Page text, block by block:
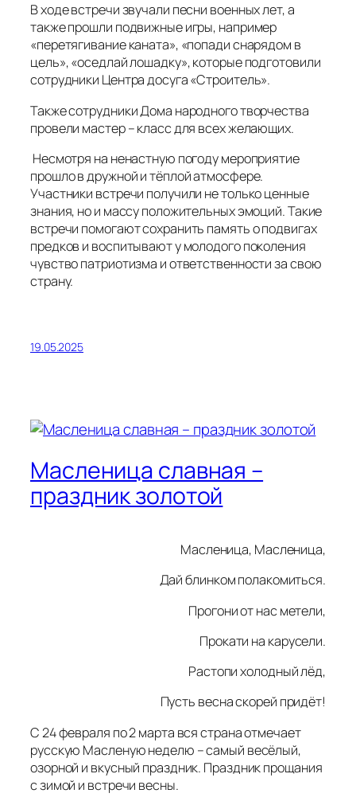
В ходе встречи звучали песни военных лет, а
также прошли подвижные игры, например
«перетягивание каната», «попади снарядом в
цель», «оседлай лошадку», которые подготовили
сотрудники Центра досуга «Строитель».
Также сотрудники Дома народного творчества
провели мастер – класс для всех желающих.
Несмотря на ненастную погоду мероприятие
прошло в дружной и тёплой атмосфере.
Участники встречи получили не только ценные
знания, но и массу положительных эмоций. Такие
встречи помогают сохранить память о подвигах
предков и воспитывают у молодого поколения
чувство патриотизма и ответственности за свою
страну.
19.05.2025
Масленица славная –
праздник золотой
Масленица, Масленица,
Дай блинком полакомиться.
Прогони от нас метели,
Прокати на карусели.
Растопи холодный лёд,
Пусть весна скорей придёт!
С 24 февраля по 2 марта вся страна отмечает
русскую Масленую неделю – самый весёлый,
озорной и вкусный праздник. Праздник прощания
с зимой и встречи весны.